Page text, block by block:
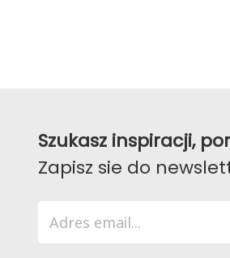
Szukasz inspiracji,
Zapisz sie do